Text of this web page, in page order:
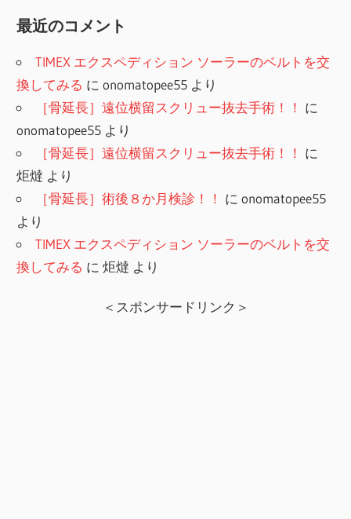
最近のコメント
TIMEX エクスペディション ソーラーのベルトを交
換してみる にonomatopee55 より
［骨延長］遠位横留スクリュー抜去手術！！ に
onomatopee55 より
［骨延長］遠位横留スクリュー抜去手術！！ に
炬燵 より
［骨延長］術後８か月検診！！ にonomatopee55
より
TIMEX エクスペディション ソーラーのベルトを交
換してみる に炬燵 より
＜スポンサードリンク＞